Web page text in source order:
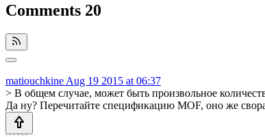
Comments 20
matiouchkine Aug 19 2015 at 06:37
> В общем случае, может быть произвольное
Да ну? Перечитайте спецификацию MOF, оно же